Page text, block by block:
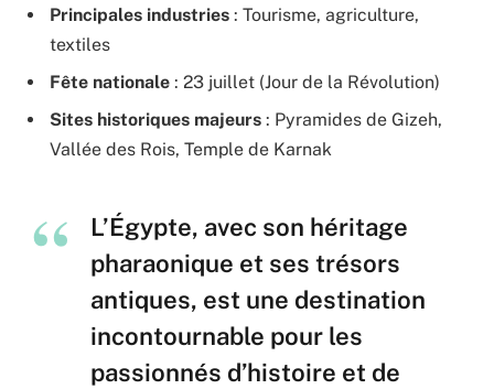
Principales industries : Tourisme, agriculture,
textiles
Fête nationale : 23 juillet (Jour de la Révolution)
Sites historiques majeurs : Pyramides de Gizeh,
Vallée des Rois, Temple de Karnak
L’Égypte, avec son héritage
pharaonique et ses trésors
antiques, est une destination
incontournable pour les
passionnés d’histoire et de